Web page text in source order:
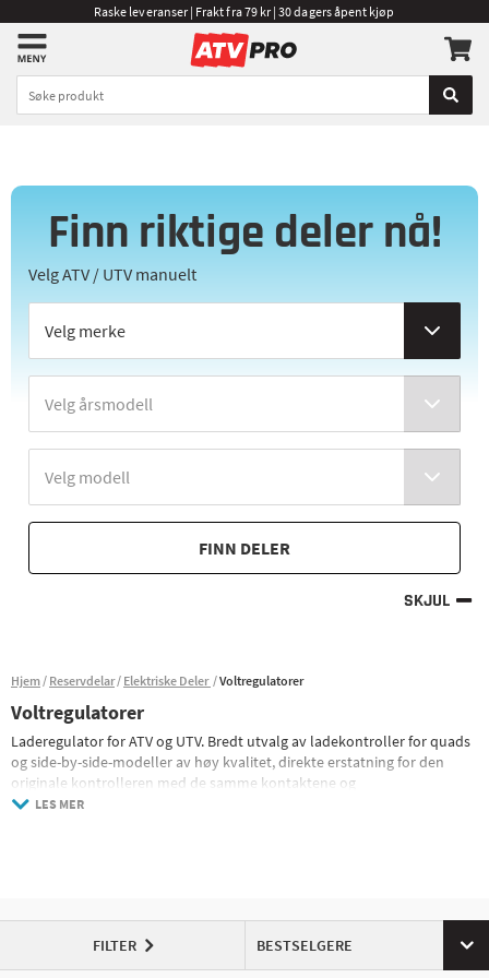
Raske leveranser | Frakt fra 79 kr | 30 dagers åpent kjøp
Finn riktige deler nå!
Velg ATV / UTV manuelt
FINN DELER
SKJUL
Hjem Reservdelar Elektriske Deler Voltregulatorer
Voltregulatorer
Laderegulator for ATV og UTV. Bredt utvalg av ladekontroller for quads
og side-by-side-modeller av høy kvalitet, direkte erstatning for den
originale kontrolleren med de samme kontaktene og
tilkoblingspunktene slik at du raskt og enkelt kan bytte kontrolleren og
Laderegulatoren kan lett identifiseres ettersom den vanligvis er boltet
til kjøretøyets ramme og har store kjøleribber som hjelper regulatoren
til å spre varmen som genereres når den konverterer vekselstrøm til
LES MER
FILTER BESTSELGERE